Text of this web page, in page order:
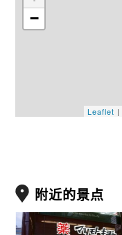
−
Leaflet |
附近的景点